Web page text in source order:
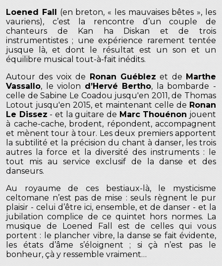
Loened Fall (en breton, « les mauvaises bêtes », les
vauriens), c’est la rencontre d’un couple de
chanteurs de Kan ha Diskan et de trois
instrumentistes ; une expérience rarement tentée
jusque là, et dont le résultat est un son et un
équilibre musical tout-à-fait inédits.
Autour des voix de Ronan Guéblez et de Marthe
Vassallo, le violon d’Hervé Bertho, la bombarde -
celle de Sabine Le Coadou jusqu'en 2011, de Thomas
Lotout jusqu'en 2015, et maintenant celle de Ronan
Le Dissez - et la guitare de Marc Thouénon jouent
à cache-cache, brodent, répondent, accompagnent
et mènent tour à tour. Les deux premiers apportent
la subtilité et la précision du chant à danser, les trois
autres la force et la diversité des instruments : le
tout mis au service exclusif de la danse et des
danseurs.
Au royaume de ces bestiaux-là, le mysticisme
celtomane n’est pas de mise : seuls règnent le pur
plaisir - celui d’être ici, ensemble, et de danser - et la
jubilation complice de ce quintet hors normes. La
musique de Loened Fall est de celles qui vous
portent : le plancher vibre, la danse se fait évidente,
les états d’âme s’éloignent ; si çà n’est pas le
bonheur, çà y ressemble vraiment…